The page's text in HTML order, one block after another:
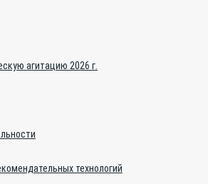
агитацию 2026 г.
технологий